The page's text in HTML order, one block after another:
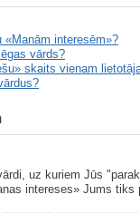
«Manām interesēm»?
vārds?
skaits vienam
uz kuriem Jūs
intereses» Jums